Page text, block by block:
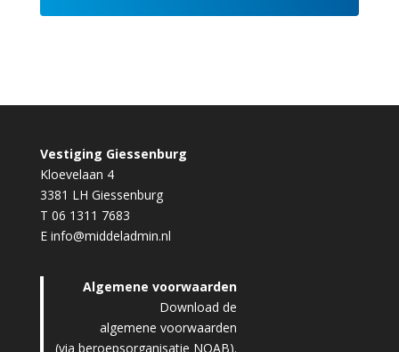
Vestiging Giessenburg
Kloevelaan 4
3381 LH Giessenburg
T 06 1311 7683
E info@middeladmin.nl
Algemene voorwaarden
Download de
algemene voorwaarden
(via beroepsorganisatie NOAB).